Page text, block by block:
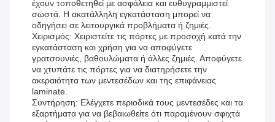
έχουν τοποθετηθεί με ασφάλεια και ευθυγραμμιστεί
σωστά. Η ακατάλληλη εγκατάσταση μπορεί να
οδηγήσει σε λειτουργικά προβλήματα ή ζημιές.
Χειρισμός: Χειριστείτε τις πόρτες με προσοχή κατά την
εγκατάσταση και χρήση για να αποφύγετε
γρατσουνιές, βαθουλώματα ή άλλες ζημιές. Αποφύγετε
να χτυπάτε τις πόρτες για να διατηρήσετε την
ακεραιότητα των μεντεσέδων και της επιφάνειας
laminate.
Συντήρηση: Ελέγχετε περιοδικά τους μεντεσέδες και τα
εξαρτήματα για να βεβαιωθείτε ότι παραμένουν σφιχτά